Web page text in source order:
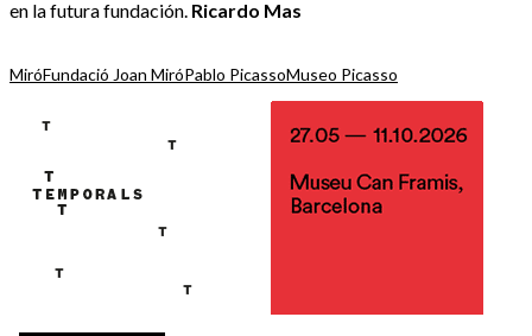
en la futura fundación. Ricardo Mas
MiróFundació Joan MiróPablo PicassoMuseo Picasso